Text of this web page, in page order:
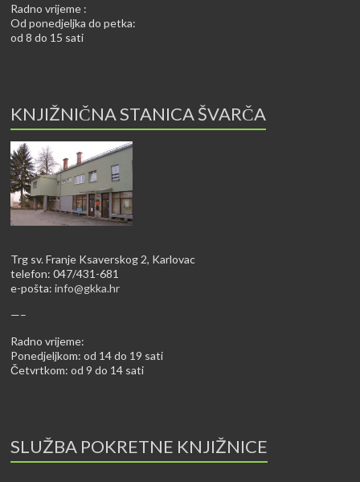
Radno vrijeme :
Od ponedjeljka do petka:
od 8 do 15 sati
KNJIŽNIČNA STANICA ŠVARČA
Trg sv. Franje Ksaverskog 2, Karlovac
telefon: 047/431-681
e-pošta:info@gkka.hr
—–
Radno vrijeme:
Ponedjeljkom: od 14 do 19 sati
Četvrtkom: od 9 do 14 sati
SLUŽBA POKRETNE KNJIŽNICE